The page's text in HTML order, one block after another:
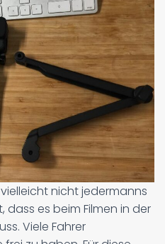
nicht jedermanns
dass es beim Filmen in der
Viele Fahrer